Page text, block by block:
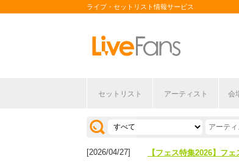
ライブ・セットリスト情報サービス
セットリスト アーティスト 会
[2026/07/28] 【ライブ動員ランキン
[2026/04/27] 【フェス特集2026】フ